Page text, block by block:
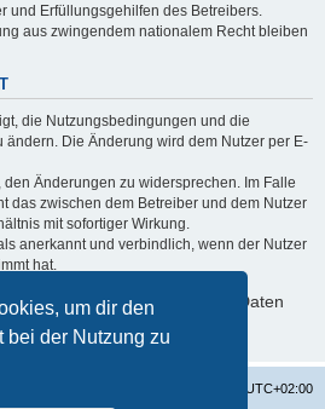
um dir den
bei der Nutzung zu
und Erfüllungsgehilfen des Betreibers.
aus zwingendem nationalem Recht bleiben
die Nutzungsbedingungen und die
ändern. Die Änderung wird dem Nutzer per E-
den Änderungen zu widersprechen. Im Falle
das zwischen dem Betreiber und dem Nutzer
mit sofortiger Wirkung.
anerkannt und verbindlich, wenn der Nutzer
hat.
mit deinen persönlichen Daten
enthalten.
UTC+02:00